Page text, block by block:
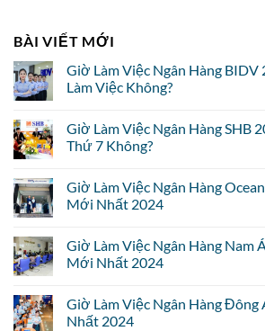
BÀI VIẾT MỚI
Giờ Làm Việc Ngân Hàng BIDV
Làm Việc Không?
Giờ Làm Việc Ngân Hàng SHB
Thứ 7 Không?
Giờ Làm Việc Ngân Hàng
Mới Nhất 2024
Giờ Làm Việc Ngân Hàng Nam
Mới Nhất 2024
Giờ Làm Việc Ngân Hàng
Nhất 2024